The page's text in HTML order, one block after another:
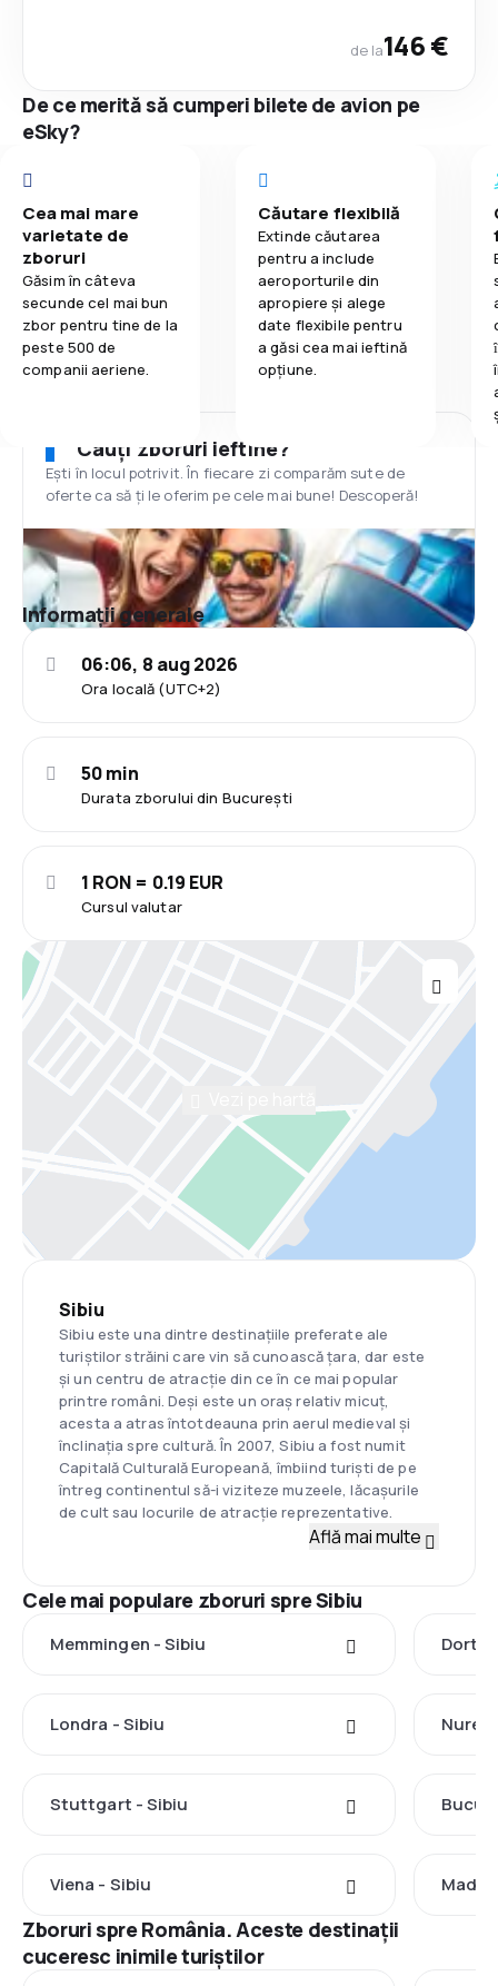
de la146 €
De ce merită să cumperi bilete de avion pe
eSky?
Cea mai mare
varietate de
zboruri
Găsim în câteva
secunde cel mai bun
zbor pentru tine de la
peste 500 de
companii aeriene.
Căutare flexibilă
Extinde căutarea
pentru a include
aeroporturile din
apropiere și alege
date flexibile pentru
a găsi cea mai ieftină
opțiune.
Cauți zboruri ieftine?
Ești în locul potrivit. În fiecare zi comparăm sute de
oferte ca să ți le oferim pe cele mai bune! Descoperă!
Informații generale
Ora locală (UTC+2)
06:06, 8 aug 2026
Durata zborului din București
50 min
Cursul valutar
1 RON = 0.19 EUR
Sibiu
Sibiu este una dintre destinațiile preferate ale
turiștilor străini care vin să cunoască țara, dar este
și un centru de atracție din ce în ce mai popular
printre români. Deși este un oraș relativ micuț,
acesta a atras întotdeauna prin aerul medieval și
înclinația spre cultură. În 2007, Sibiu a fost numit
Capitală Culturală Europeană, îmbiind turiști de pe
întreg continentul să-i viziteze muzeele, lăcașurile
de cult sau locurile de atracție reprezentative.
Află mai multe
Cele mai populare zboruri spre Sibiu
Memmingen - Sibiu
Londra - Sibiu
Stuttgart - Sibiu
Viena - Sibiu
Zboruri spre România. Aceste destinații
cuceresc inimile turiștilor